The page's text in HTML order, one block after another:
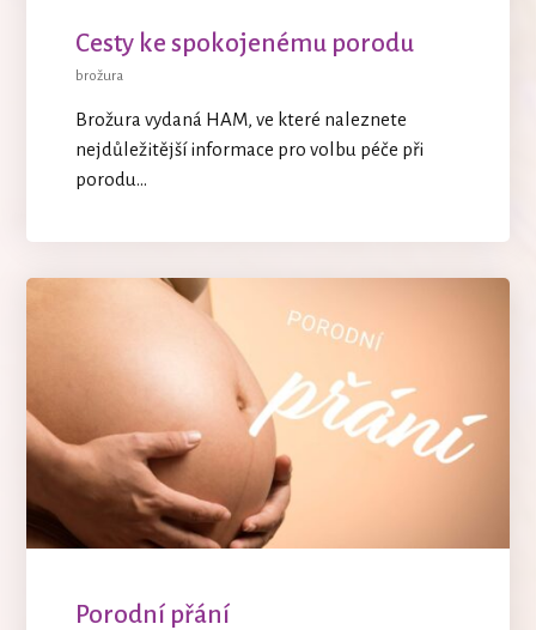
Cesty ke spokojenému porodu
brožura
Brožura vydaná HAM, ve které naleznete
nejdůležitější informace pro volbu péče při
porodu...
Porodní přání